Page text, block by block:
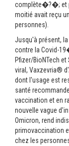
complète�?�; et
moitié avait reçu
personnes).
Jusqu'à présent,
contre la Covid-
Pfizer/BioNTech
viral, Vaxzevria®
dont l'usage est
santé
vaccination et en
nouvelle vague
Omicron, rend
primovaccination
chez les